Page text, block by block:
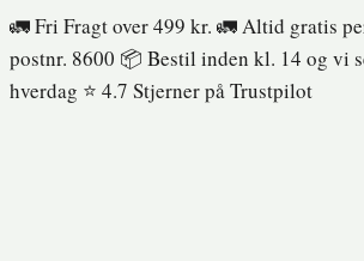
Fortsæt
til
indhold
🚛 Fri Fragt over 499 kr. 🚛 Altid gratis
postnr. 8600 📦 Bestil inden kl. 14 og vi
hverdag ⭐️ 4.7 Stjerner på Trustpilot